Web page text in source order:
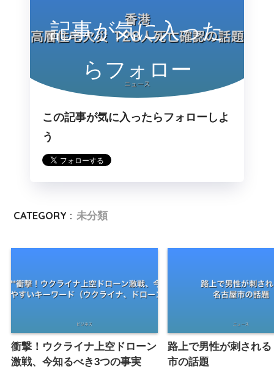
記事が気に入った
らフォロー
この記事が気に入ったらフォローしよ
う
CATEGORY : 未分類
衝撃！ウクライナ上空ドローン
激戦、今知るべき3つの事実
路上で男性が刺され
市の話題